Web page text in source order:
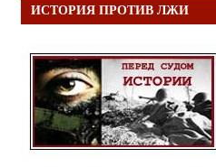
ИСТОРИЯ ПРОТИВ ЛЖИ